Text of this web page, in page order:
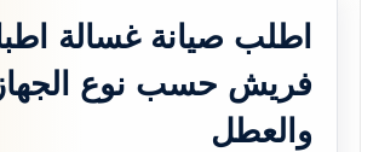
اطلب صيانة غسالة
فريش حسب نوع الجهاز
والعطل